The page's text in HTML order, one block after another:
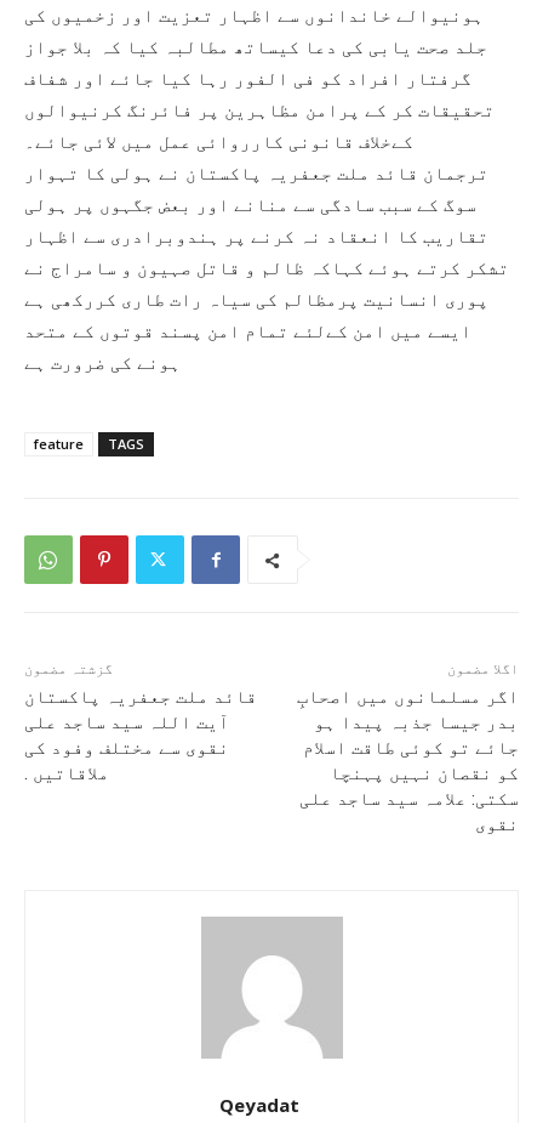
ہونیوالے خاندانوں سے اظہار تعزیت اور زخمیوں کی
جلد صحت یابی کی دعا کیساتھ مطالبہ کیا کہ بلا جواز
گرفتار افراد کو فی الفور رہا کیا جائے اور شفاف
تحقیقات کر کے پرامن مظاہرین پر فائرنگ کرنیوالوں
کےخلاف قانونی کارروائی عمل میں لائی جائے۔
ترجمان قائد ملت جعفریہ پاکستان نے ہولی کا تہوار
سوگ کے سبب سادگی سے منانے اور بعض جگہوں پر ہولی
تقاریب کا انعقاد نہ کرنے پر ہندوبرادری سے اظہار
تشکر کرتے ہوئے کہاکہ ظالم و قاتل صہیون و سامراج نے
پوری انسانیت پرمظالم کی سیاہ رات طاری کررکھی ہے
ایسے میں امن کےلئے تمام امن پسند قوتوں کے متحد
ہونے کی ضرورت ہے
TAGS
feature
گزشتہ مضمون
قائد ملت جعفریہ پاکستان
آیت اللہ سید ساجد علی
نقوی سے مختلف وفود کی
ملاقاتیں .
اگلا مضمون
اگر مسلمانوں میں اصحابِ
بدر جیسا جذبہ پیدا ہو
جائے تو کوئی طاقت اسلام
کو نقصان نہیں پہنچا
سکتی: علامہ سید ساجد علی
نقوی
Qeyadat